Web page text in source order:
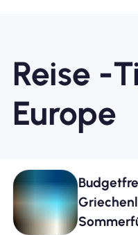
Reise -
Europe